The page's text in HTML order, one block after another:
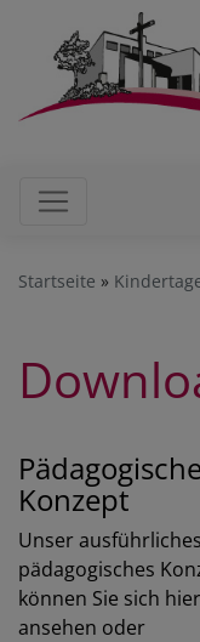
Startseite
Konzept
Unser
pädagogisches
können Sie sich hier
ansehen oder